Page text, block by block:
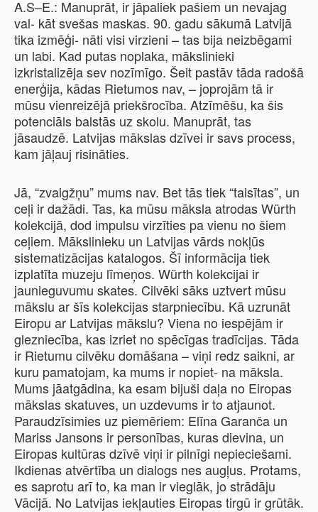
A.S–E.: Manuprāt, ir jāpaliek pašiem un nevajag
val- kāt svešas maskas. 90. gadu sākumā Latvijā
tika izmēģi- nāti visi virzieni – tas bija neizbēgami
un labi. Kad putas noplaka, mākslinieki
izkristalizēja sev nozīmīgo. Šeit pastāv tāda radošā
enerģija, kādas Rietumos nav, – joprojām tā ir
mūsu vienreizējā priekšrocība. Atzīmēšu, ka šis
potenciāls balstās uz skolu. Manuprāt, tas
jāsaudzē. Latvijas mākslas dzīvei ir savs process,
kam jāļauj risināties.
Jā, “zvaigžņu” mums nav. Bet tās tiek “taisītas”, un
ceļi ir dažādi. Tas, ka mūsu māksla atrodas Würth
kolekcijā, dod impulsu virzīties pa vienu no šiem
ceļiem. Mākslinieku un Latvijas vārds nokļūs
sistematizācijas katalogos. Šī informācija tiek
izplatīta muzeju līmeņos. Würth kolekcijai ir
jaunieguvumu skates. Cilvēki sāks uztvert mūsu
mākslu ar šīs kolekcijas starpniecību. Kā uzrunāt
Eiropu ar Latvijas mākslu? Viena no iespējām ir
glezniecība, kas izriet no spēcīgas tradīcijas. Tāda
ir Rietumu cilvēku domāšana – viņi redz saikni, ar
kuru pamatojam, ka mums ir nopiet- na māksla.
Mums jāatgādina, ka esam bijuši daļa no Eiropas
mākslas skatuves, un uzdevums ir to atjaunot.
Paraudzīsimies uz piemēriem: Elīna Garanča un
Mariss Jansons ir personības, kuras dievina, un
Eiropas kultūras dzīvē viņi ir pilnīgi nepieciešami.
Ikdienas atvērtība un dialogs nes augļus. Protams,
es saprotu arī to, ka man ir vieglāk, jo strādāju
Vācijā. No Latvijas iekļauties Eiropas tirgū ir grūtāk.